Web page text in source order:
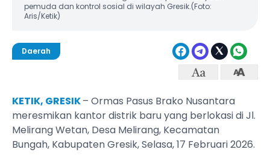
pemuda dan kontrol sosial di wilayah Gresik.(Foto:
Aris/Ketik)
Daerah
KETIK, GRESIK– Ormas Pasus Brako Nusantara
meresmikan kantor distrik baru yang berlokasi di Jl.
Melirang Wetan, Desa Melirang, Kecamatan
Bungah, Kabupaten Gresik, Selasa, 17 Februari 2026.